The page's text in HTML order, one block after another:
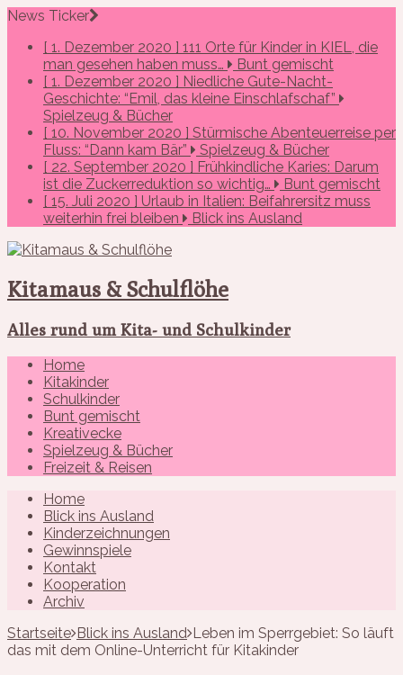
News Ticker
[ 1. Dezember 2020 ] 111 Orte für Kinder in KIEL, die
man gesehen haben muss…
Bunt gemischt
[ 1. Dezember 2020 ] Niedliche Gute-Nacht-
Geschichte: “Emil, das kleine Einschlafschaf”
Spielzeug & Bücher
[ 10. November 2020 ] Stürmische Abenteuerreise per
Fluss: “Dann kam Bär”
Spielzeug & Bücher
[ 22. September 2020 ] Frühkindliche Karies: Darum
ist die Zuckerreduktion so wichtig…
Bunt gemischt
[ 15. Juli 2020 ] Urlaub in Italien: Beifahrersitz muss
weiterhin frei bleiben
Blick ins Ausland
Kitamaus & Schulflöhe
Alles rund um Kita- und Schulkinder
Home
Kitakinder
Schulkinder
Bunt gemischt
Kreativecke
Spielzeug & Bücher
Freizeit & Reisen
Home
Blick ins Ausland
Kinderzeichnungen
Gewinnspiele
Kontakt
Kooperation
Archiv
Startseite Blick ins Ausland Leben im Sperrgebiet: So läuft
das mit dem Online-Unterricht für Kitakinder